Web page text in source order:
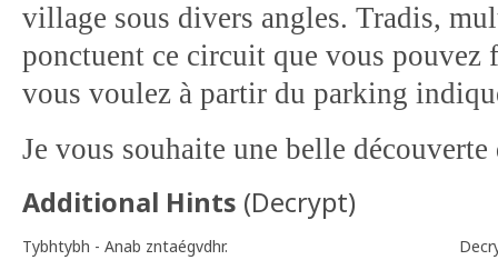
village sous divers angles. Tradis,
ponctuent ce circuit que vous pouvez
vous voulez à partir du parking
Je vous souhaite une belle
Additional Hints (Decrypt)
Tybhtybh - Anab zntaégvdhr.